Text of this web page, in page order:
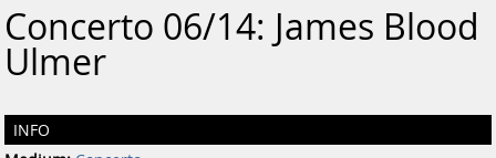
Concerto 06/14: James Blood
Ulmer
INFO